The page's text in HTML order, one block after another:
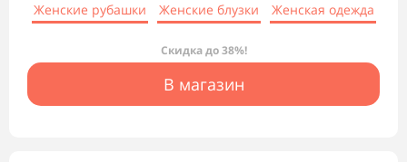
Женские рубашки
Женские блузки Женская одежда
Скидка до 38%!
В магазин